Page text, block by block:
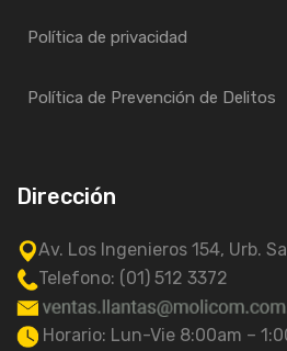
Política de privacidad
Política de Prevención de Delitos
Dirección
Av. Los Ingenieros 154, Urb.
Telefono: (01) 512 3372
Horario: Lun-Vie 8:00am –